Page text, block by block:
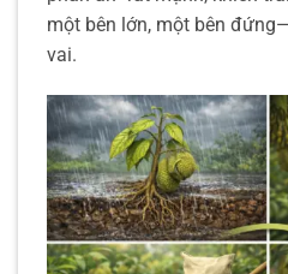
một bên lớn, một bên
vai.